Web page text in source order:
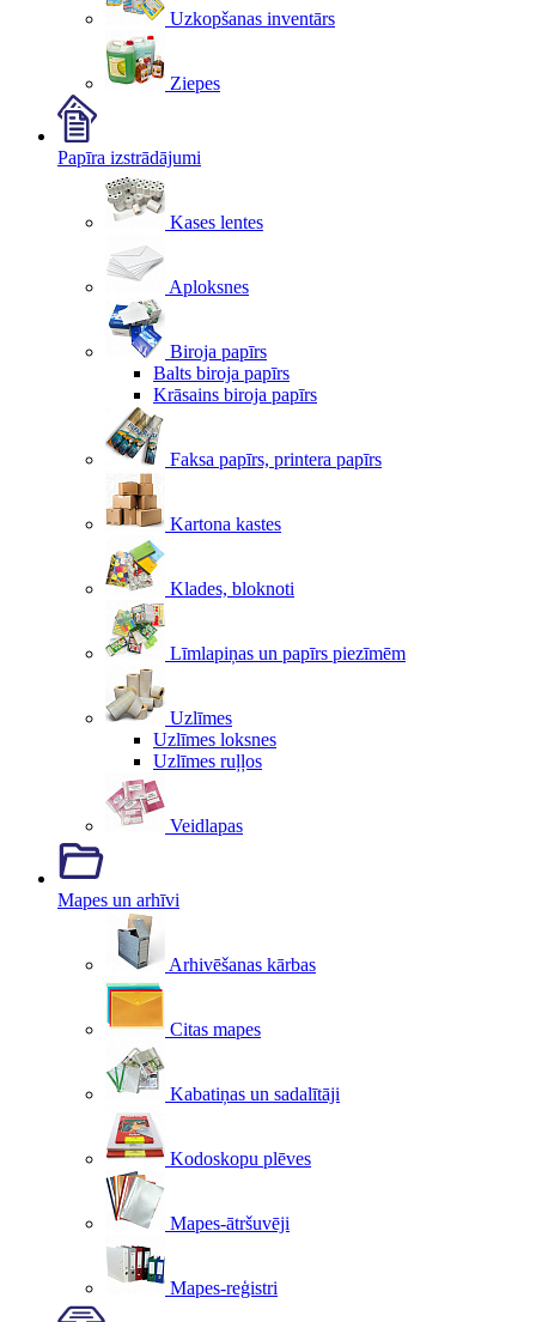
Uzkopšanas inventārs
Ziepes
Papīra izstrādājumi
Kases lentes
Aploksnes
Biroja papīrs
Balts biroja papīrs
Krāsains biroja papīrs
Faksa papīrs, printera papīrs
Kartona kastes
Klades, bloknoti
Līmlapiņas un papīrs piezīmēm
Uzlīmes
Uzlīmes loksnes
Uzlīmes ruļļos
Veidlapas
Mapes un arhīvi
Arhivēšanas kārbas
Citas mapes
Kabatiņas un sadalītāji
Kodoskopu plēves
Mapes-ātršuvēji
Mapes-reģistri